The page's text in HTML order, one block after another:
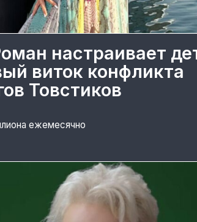
настраивает
виток конфликта
Товстиков
ежемесячно